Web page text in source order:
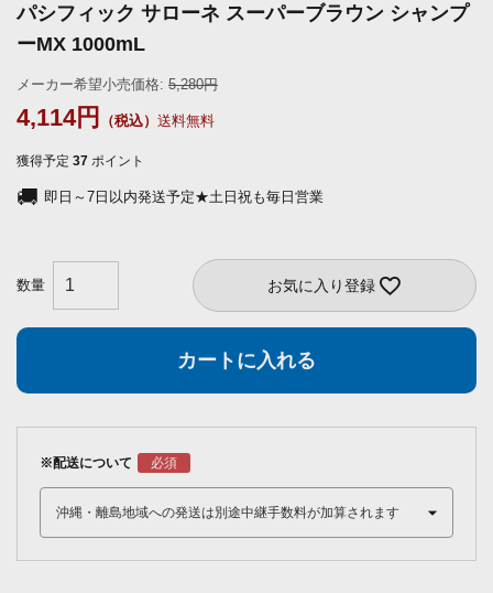
パシフィック サローネ スーパーブラウン シャンプ
ーMX 1000mL
メーカー希望小売価格: 5,280
4,114 送料無料
獲得予定 37 ポイント
即日～7日以内発送予定★土日祝も毎日営業
お気に入り登録
カートに入れる
※配送について